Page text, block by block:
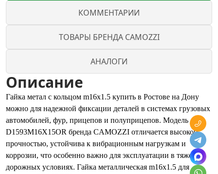
КОММЕНТАРИИ
ТОВАРЫ БРЕНДА CAMOZZI
АНАЛОГИ
Описание
Гайка метал с кольцом m16x1.5 купить в Ростове на Дону
можно для надежной фиксации деталей в системах грузовых
автомобилей, фур, прицепов и полуприцепов. Модель
D1593M16X15OR бренда CAMOZZI отличается высокой
прочностью, устойчива к вибрационным нагрузкам и
коррозии, что особенно важно для эксплуатации в тяжелых
дорожных условиях. Гайка металлическая m16x1.5 для